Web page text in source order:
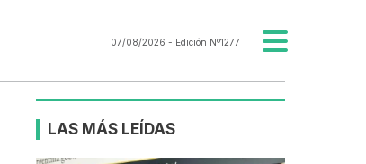
07/08/2026 - Edición Nº1277
LAS MÁS LEÍDAS